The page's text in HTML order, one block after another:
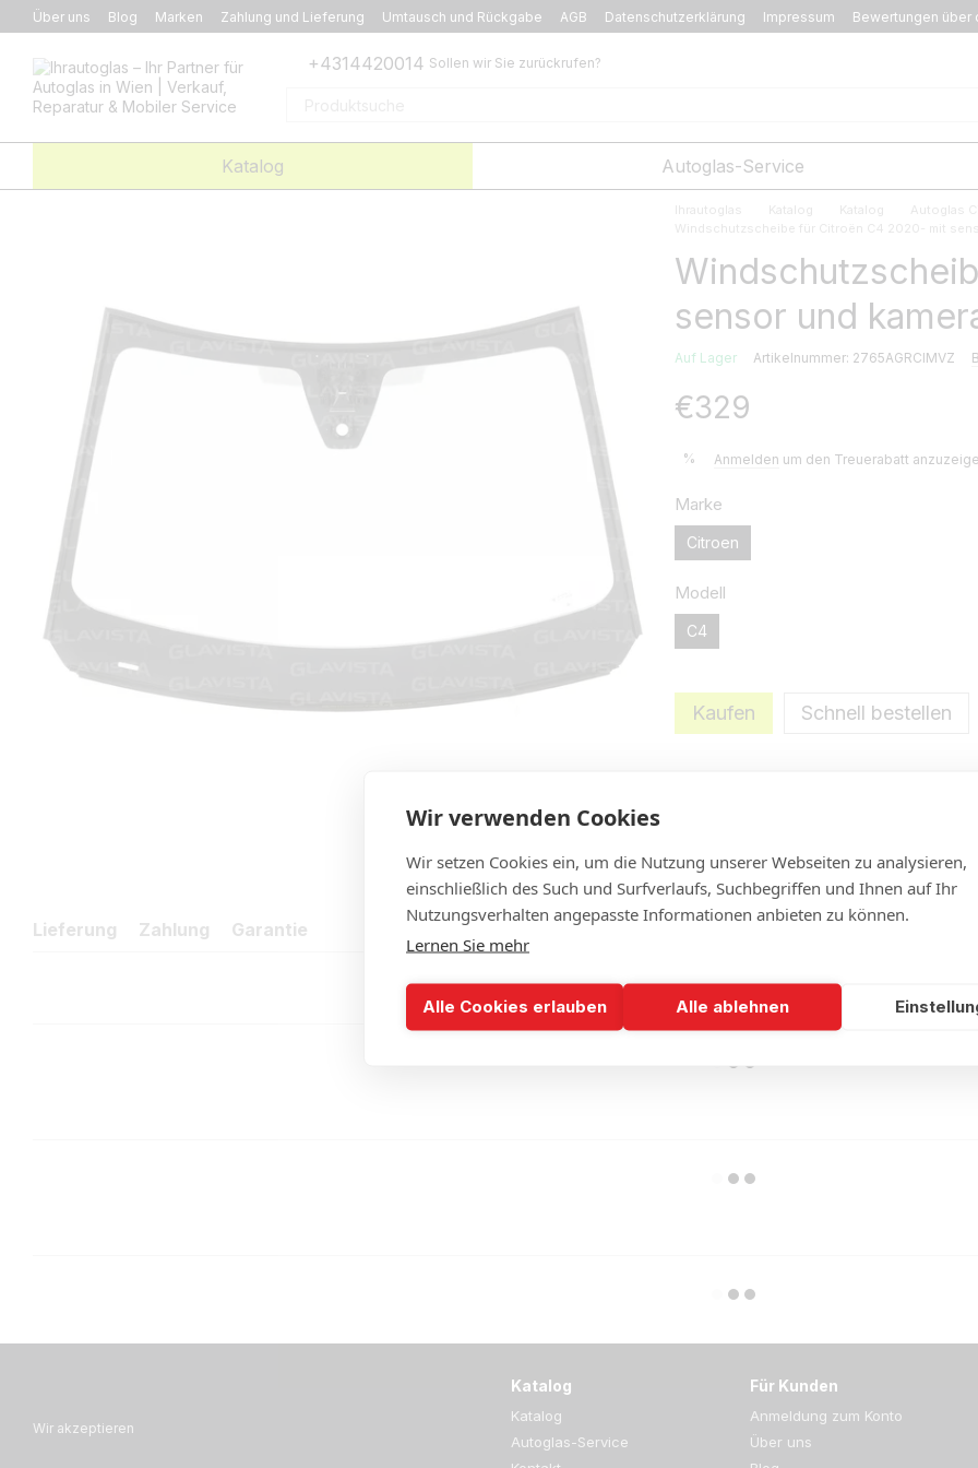
Перейти к основному контенту
Über uns Blog Marken Zahlung und Lieferung Umtausch und Rückgabe AGB Datenschutzerklärung Impressum Bewertungen über
+4314420014 Sollen wir Sie zurückrufen?
Katalog Autoglas-Service
Ihrautoglas Katalog Katalog Autoglas
Windschutzscheibe für Citroën C4 2020- mit
sensor und
Auf Lager Artikelnummer: 2765AGRCIMVZ
€329
% Anmelden um den Treuerabatt
Marke
Citroen
Modell
C4
Kaufen Schnell bestellen
Eigenschaften Neue Bewertung
Lieferung Zahlung Garantie
Wir akzeptieren
Katalog
Katalog
Autoglas-Service
Für Kunden
Anmeldung zum Konto
Über uns
Wir verwenden Cookies
Wir setzen Cookies ein, um die Nutzung unserer Webseiten zu analysieren,
einschließlich des Such und Surfverlaufs, Suchbegriffen und Ihnen auf Ihr
Nutzungsverhalten angepasste Informationen anbieten zu können.
Lernen Sie mehr
Alle Cookies erlauben Alle ablehnen